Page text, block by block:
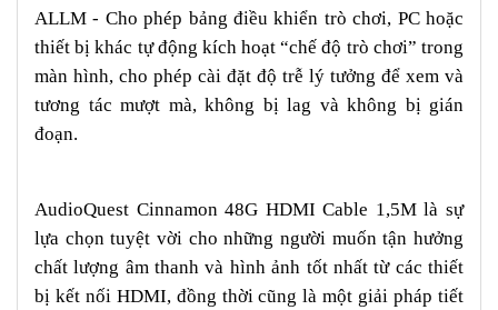
ALLM - Cho phép bảng điều khiển trò chơi, PC hoặc
thiết bị khác tự động kích hoạt “chế độ trò chơi” trong
màn hình, cho phép cài đặt độ trễ lý tưởng để xem và
tương tác mượt mà, không bị lag và không bị gián
đoạn.
AudioQuest Cinnamon 48G HDMI Cable 1,5M là sự
lựa chọn tuyệt vời cho những người muốn tận hưởng
chất lượng âm thanh và hình ảnh tốt nhất từ các thiết
bị kết nối HDMI, đồng thời cũng là một giải pháp tiết